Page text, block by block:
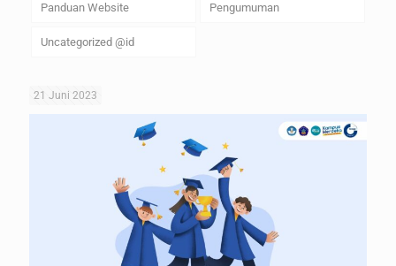
Panduan Website Pengumuman
Uncategorized @id
21 Juni 2023